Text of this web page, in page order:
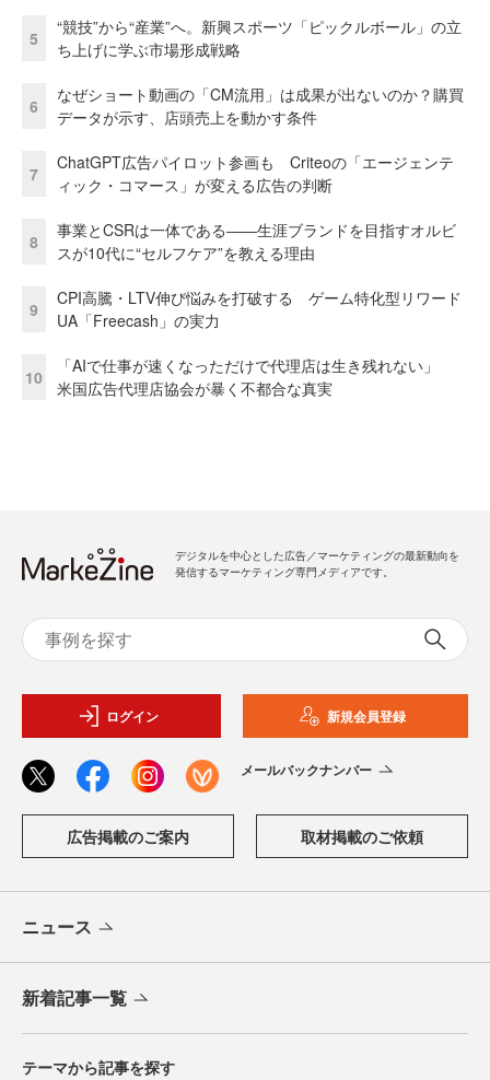
5
“競技”から“産業”へ。新興スポーツ「ピックルボール」の立
ち上げに学ぶ市場形成戦略
6
なぜショート動画の「CM流用」は成果が出ないのか？購買
データが示す、店頭売上を動かす条件
7
ChatGPT広告パイロット参画も Criteoの「エージェンテ
ィック・コマース」が変える広告の判断
8
事業とCSRは一体である――生涯ブランドを目指すオルビ
スが10代に“セルフケア”を教える理由
9
CPI高騰・LTV伸び悩みを打破する ゲーム特化型リワード
UA「Freecash」の実力
10
「AIで仕事が速くなっただけで代理店は生き残れない」
米国広告代理店協会が暴く不都合な真実
デジタルを中心とした広告／マーケティングの最新動向を
発信するマーケティング専門メディアです。
ログイン 新規会員登録
メールバックナンバー
広告掲載のご案内 取材掲載のご依頼
ニュース
新着記事一覧
テーマから記事を探す